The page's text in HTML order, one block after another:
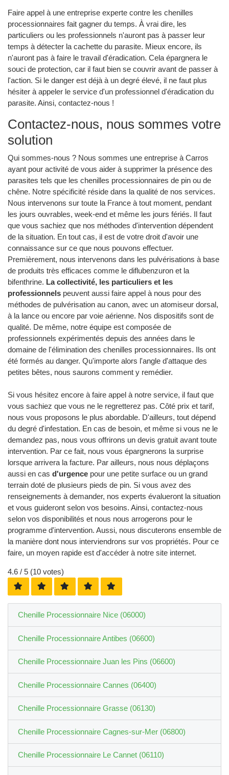
Faire appel à une entreprise experte contre les chenilles
processionnaires fait gagner du temps. À vrai dire, les
particuliers ou les professionnels n'auront pas à passer leur
temps à détecter la cachette du parasite. Mieux encore, ils
n'auront pas à faire le travail d'éradication. Cela épargnera le
souci de protection, car il faut bien se couvrir avant de passer à
l'action. Si le danger est déjà à un degré élevé, il ne faut plus
hésiter à appeler le service d'un professionnel d'éradication du
parasite. Ainsi, contactez-nous !
Contactez-nous, nous sommes votre
solution
Qui sommes-nous ? Nous sommes une entreprise à Carros
ayant pour activité de vous aider à supprimer la présence des
parasites tels que les chenilles processionnaires de pin ou de
chêne. Notre spécificité réside dans la qualité de nos services.
Nous intervenons sur toute la France à tout moment, pendant
les jours ouvrables, week-end et même les jours fériés. Il faut
que vous sachiez que nos méthodes d'intervention dépendent
de la situation. En tout cas, il est de votre droit d'avoir une
connaissance sur ce que nous pouvons effectuer.
Premièrement, nous intervenons dans les pulvérisations à base
de produits très efficaces comme le diflubenzuron et la
bifenthrine. La collectivité, les particuliers et les
professionnels peuvent aussi faire appel à nous pour des
méthodes de pulvérisation au canon, avec un atomiseur dorsal,
à la lance ou encore par voie aérienne. Nos dispositifs sont de
qualité. De même, notre équipe est composée de
professionnels expérimentés depuis des années dans le
domaine de l'élimination des chenilles processionnaires. Ils ont
été formés au danger. Qu'importe alors l'angle d'attaque des
petites bêtes, nous saurons comment y remédier.
Si vous hésitez encore à faire appel à notre service, il faut que
vous sachiez que vous ne le regretterez pas. Côté prix et tarif,
nous vous proposons le plus abordable. D'ailleurs, tout dépend
du degré d'infestation. En cas de besoin, et même si vous ne le
demandez pas, nous vous offrirons un devis gratuit avant toute
intervention. Par ce fait, nous vous épargnerons la surprise
lorsque arrivera la facture. Par ailleurs, nous nous déplaçons
aussi en cas d'urgence pour une petite surface ou un grand
terrain doté de plusieurs pieds de pin. Si vous avez des
renseignements à demander, nos experts évalueront la situation
et vous guideront selon vos besoins. Ainsi, contactez-nous
selon vos disponibilités et nous nous arrogerons pour le
programme d'intervention. Aussi, nous discuterons ensemble de
la manière dont nous interviendrons sur vos propriétés. Pour ce
faire, un moyen rapide est d'accéder à notre site internet.
4.6 / 5 (10 votes)
Chenille Processionnaire Nice (06000)
Chenille Processionnaire Antibes (06600)
Chenille Processionnaire Juan les Pins (06600)
Chenille Processionnaire Cannes (06400)
Chenille Processionnaire Grasse (06130)
Chenille Processionnaire Cagnes-sur-Mer (06800)
Chenille Processionnaire Le Cannet (06110)